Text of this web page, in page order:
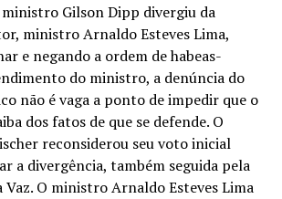
Gilson Dipp divergiu da
ministro Arnaldo Esteves Lima,
e negando a ordem de habeas-
do ministro, a denúncia do
não é vaga a ponto de impedir que o
dos fatos de que se defende. O
reconsiderou seu voto inicial
a divergência, também seguida pela
O ministro Arnaldo Esteves Lima